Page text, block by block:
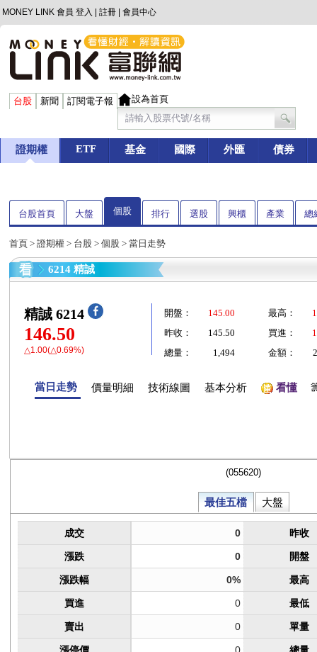
MONEY LINK 會員 登入 註冊 會員中心
台股 新聞 訂閱電子報 設為首頁
證期權 ETF 基金 國際 外匯 債券
台股首頁 大盤 個股 排行 選股 興櫃 產業 總
首頁 > 證期權 > 台股 > 個股 > 當日走勢
6214 精誠
精誠 6214
146.50
△1.00(△0.69%)
開盤： 145.00 最高：
昨收：
145.50 買進：
總量：
1,494 金額：
當日走勢 價量明細 技術線圖 基本分析 看懂